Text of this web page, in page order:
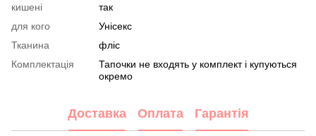
кишені
так
для кого
Унісекс
Тканина
фліс
Комплектація
Тапочки не входять у комплект і купуються
окремо
Доставка Оплата Гарантія